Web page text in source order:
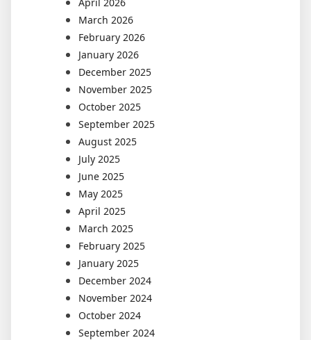
March 2026
February 2026
January 2026
December 2025
November 2025
October 2025
September 2025
August 2025
July 2025
June 2025
May 2025
April 2025
March 2025
February 2025
January 2025
December 2024
November 2024
October 2024
September 2024